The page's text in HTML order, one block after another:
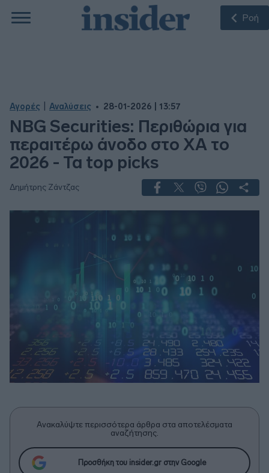
Ροή
Αγορές Αναλύσεις 28-01-2026 | 13:57
NBG Securities: Περιθώρια για
περαιτέρω άνοδο στο ΧΑ το
2026 - Τα top picks
Δημήτρης Ζάντζας
Ανακαλύψτε περισσότερα άρθρα στα αποτελέσματα
αναζήτησης.
Προσθήκη του insider.gr στην Google